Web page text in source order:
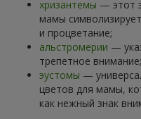
хризантемы — этот
мамы
и процветание;
альстромерии —
трепетное внимание;
эустомы —
цветов для мамы,
как нежный знак